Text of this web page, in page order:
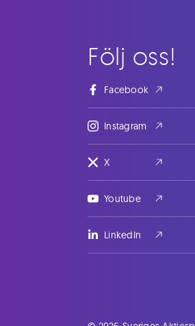
Följ oss!
Facebook
Instagram
X
Youtube
LinkedIn